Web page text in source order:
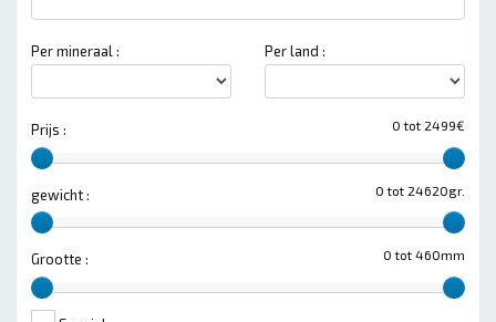
Per mineraal : Per land :
0 tot 2499€
Prijs :
0 tot 24620gr.
gewicht :
0 tot 460mm
Grootte :